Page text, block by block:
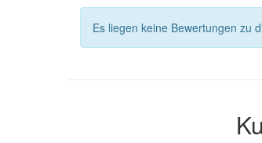
Es liegen keine Bewertungen zu